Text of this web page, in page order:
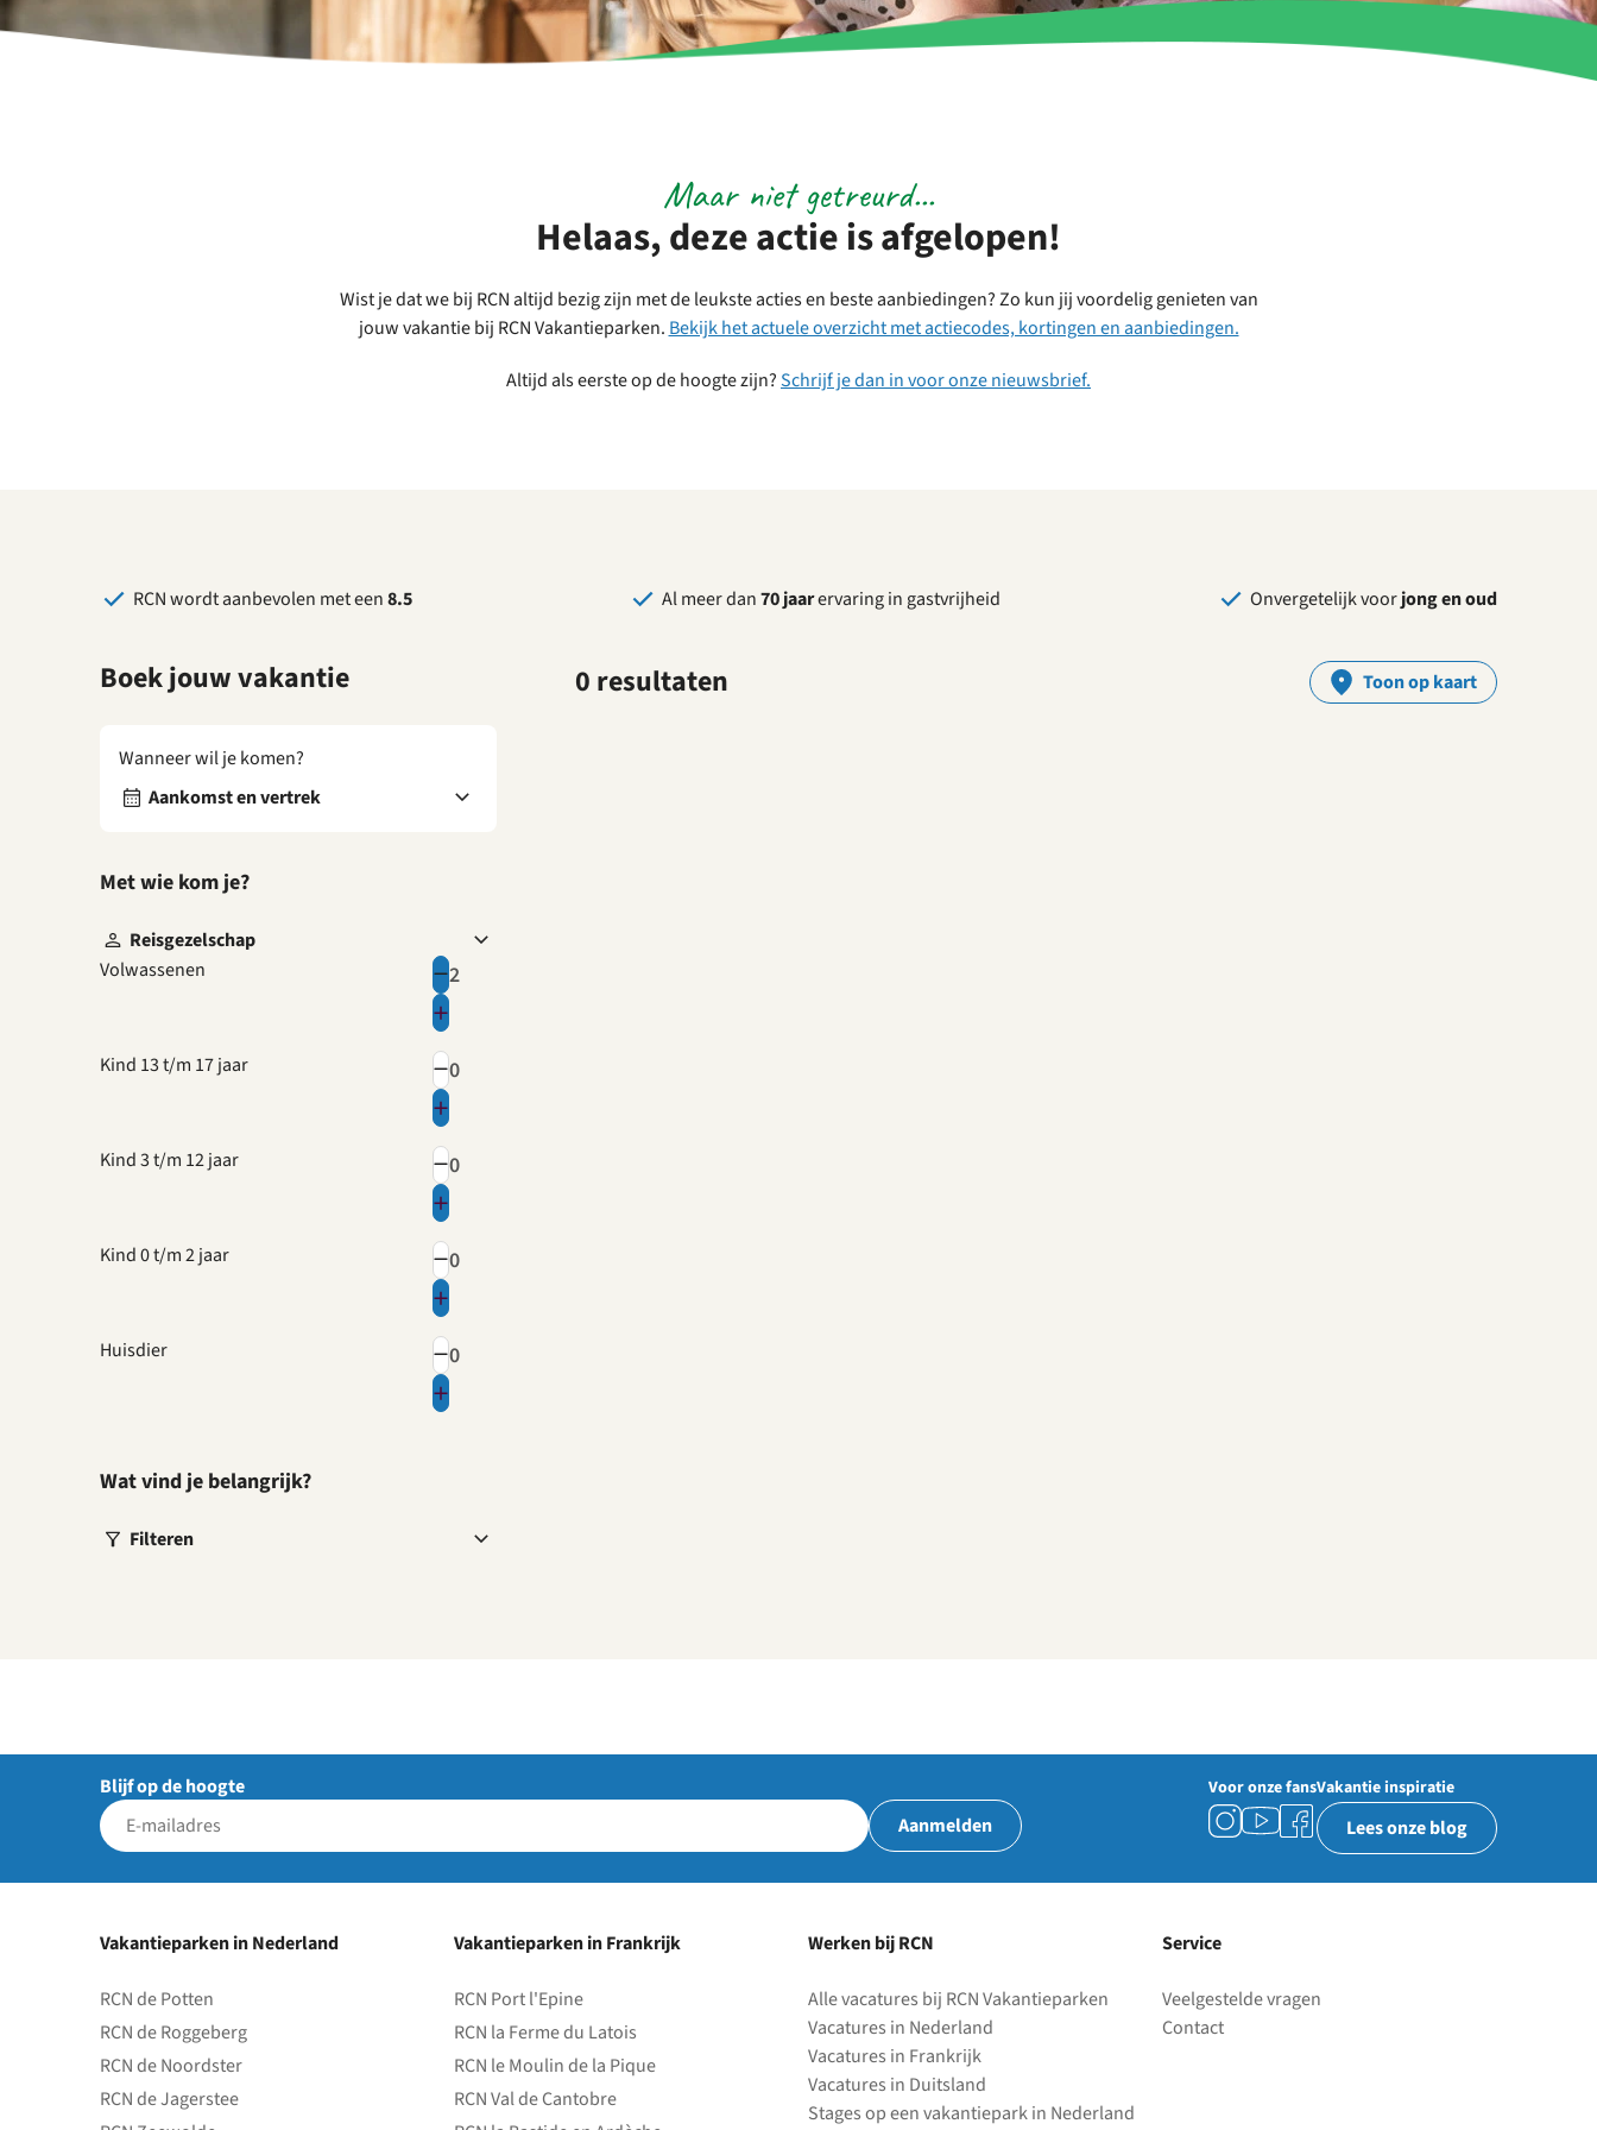
Helaas, deze actie is afgelopen!
Maar niet getreurd...
Wist je dat we bij RCN altijd bezig zijn met de leukste acties en beste aanbiedingen? Zo kun jij voordelig genieten van
jouw vakantie bij RCN Vakantieparken. Bekijk het actuele overzicht met actiecodes, kortingen en aanbiedingen.
Altijd als eerste op de hoogte zijn?Schrijf je dan in voor onze nieuwsbrief.
RCN wordt aanbevolen met een8.5 Al meer dan70 jaarervaring in gastvrijheid Onvergetelijk voorjong en oud
Boek jouw vakantie
Wanneer wil je komen?
Aankomst en vertrek
Met wie kom je?
Reisgezelschap
Volwassenen
Kind 13 t/m 17 jaar
Kind 3 t/m 12 jaar
Kind 0 t/m 2 jaar
Huisdier
Wat vind je belangrijk?
Filteren
0 resultaten Toon op kaart
Blijf op de hoogte
Aanmelden
Voor onze fansVakantie inspiratie
Lees onze blog
Vakantieparken in Nederland
RCN de Potten
RCN de Roggeberg
RCN de Noordster
RCN de Jagerstee
Vakantieparken in Frankrijk
RCN Port l'Epine
RCN la Ferme du Latois
RCN le Moulin de la Pique
RCN Val de Cantobre
Werken bij RCN
Alle vacatures bij RCN Vakantieparken
Vacatures in Nederland
Vacatures in Frankrijk
Vacatures in Duitsland
Stages op een vakantiepark in Nederland
Service
Veelgestelde vragen
Contact